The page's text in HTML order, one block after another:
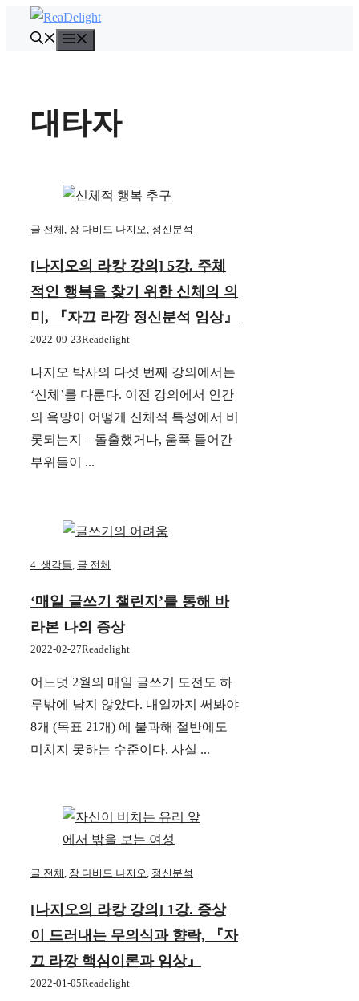
뉴
대타자
글 전체, 장 다비드 나지오, 정신분석
[나지오의 라캉 강의] 5강. 주체
적인 행복을 찾기 위한 신체의 의
미, 『자끄 라깡 정신분석 임상』
2022-09-23Readelight
나지오 박사의 다섯 번째 강의에서는
‘신체’를 다룬다. 이전 강의에서 인간
의 욕망이 어떻게 신체적 특성에서 비
롯되는지 – 돌출했거나, 움푹 들어간
부위들이 ...
4. 생각들 글 전체
‘매일 글쓰기 챌린지’를 통해 바
라본 나의 증상
2022-02-27Readelight
어느덧 2월의 매일 글쓰기 도전도 하
루밖에 남지 않았다. 내일까지 써봐야
8개 (목표 21개) 에 불과해 절반에도
미치지 못하는 수준이다. 사실 ...
글 전체 장 다비드 나지오 정신분석
[나지오의 라캉 강의] 1강. 증상
이 드러내는 무의식과 향락, 『자
끄 라깡 핵심이론과 임상』
2022-01-05Readelight